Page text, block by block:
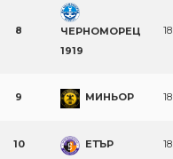
8
ЧЕРНОМОРЕЦ
1919
18
9 МИНЬОР 18
10 ЕТЪР 18